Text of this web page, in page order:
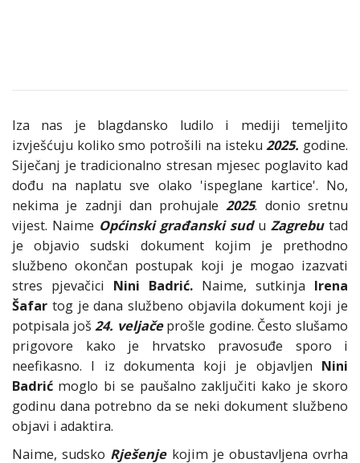
Iza nas je blagdansko ludilo i mediji temeljito
izvješćuju koliko smo potrošili na isteku2025. godine.
Siječanj je tradicionalno stresan mjesec poglavito kad
dođu na naplatu sve olako 'ispeglane kartice'. No,
nekima je zadnji dan prohujale2025. donio sretnu
vijest. Naime Općinski građanski sud u Zagrebutad
je objavio sudski dokument kojim je prethodno
službeno okončan postupak koji je mogao izazvati
stres pjevačici Nini Badrić. Naime, sutkinja Irena
Šafar tog je dana službeno objavila dokument koji je
potpisala još 24. veljačeprošle godine. Često slušamo
prigovore kako je hrvatsko pravosuđe sporo i
neefikasno. I iz dokumenta koji je objavljen Nini
Badrić moglo bi se paušalno zaključiti kako je skoro
godinu dana potrebno da se neki dokument službeno
objavi i adaktira.
Naime, sudsko Rješenjekojim je obustavljena ovrha